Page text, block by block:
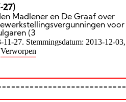
27)
Madlener en De Graaf over
voor
(3
27. Stemmingsdatum: 2013-12-03,
Verworpen